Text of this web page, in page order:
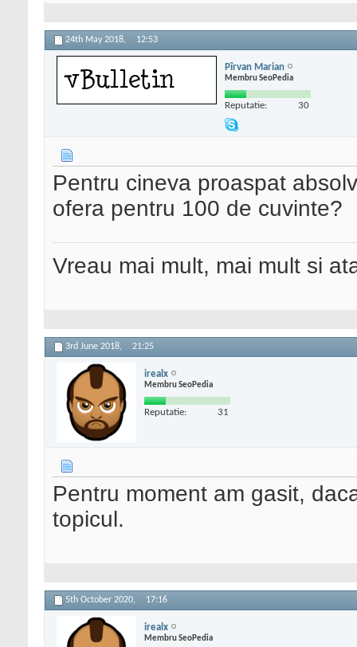
24th May 2018, 12:53
Pîrvan Marian
Membru SeoPedia
Reputatie: 30
Pentru cineva proaspat
ofera pentru 100 de cuvinte?
Vreau mai mult, mai mult si
3rd June 2018, 21:25
irealx
Membru SeoPedia
Reputatie: 31
Pentru moment am gasit,
topicul.
5th October 2020, 17:16
irealx
Membru SeoPedia